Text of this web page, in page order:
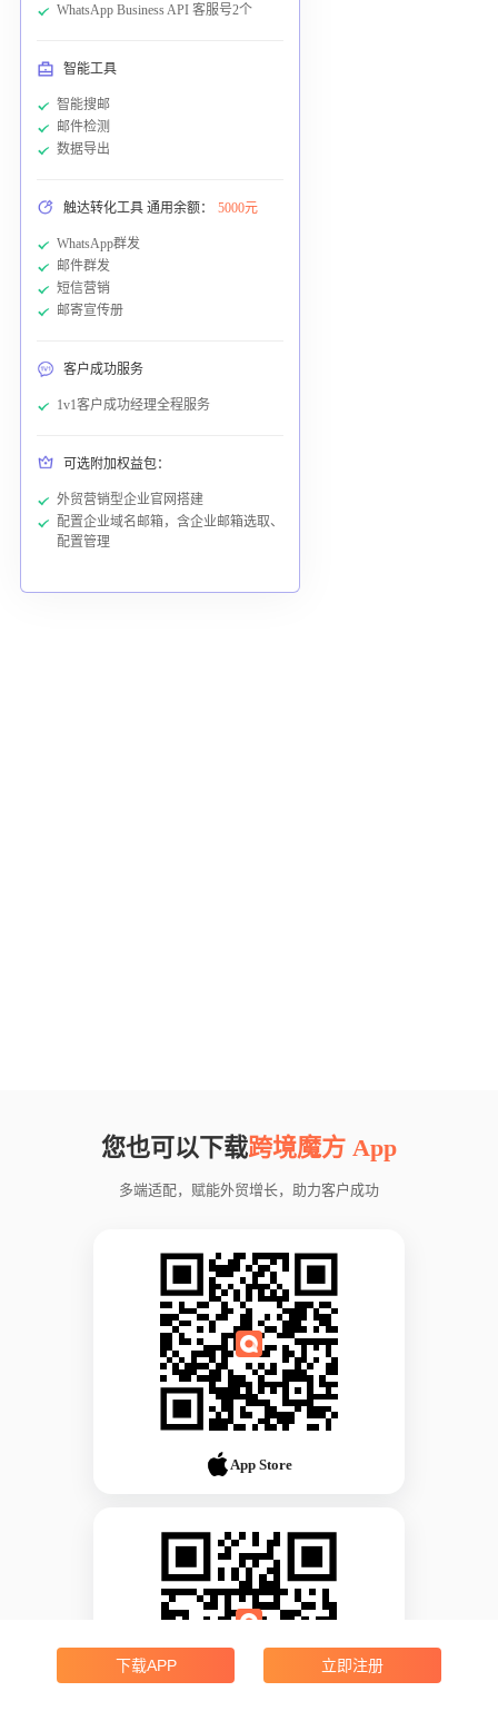
WhatsApp Business API 客服号2个
智能工具
智能搜邮
邮件检测
数据导出
触达转化工具 通用余额： 5000元
WhatsApp群发
邮件群发
短信营销
邮寄宣传册
客户成功服务
1v1客户成功经理全程服务
可选附加权益包：
外贸营销型企业官网搭建
配置企业域名邮箱，含企业邮箱选取、
配置管理
您也可以下载跨境魔方 App
多端适配，赋能外贸增长，助力客户成功
App Store
下载APP 立即注册